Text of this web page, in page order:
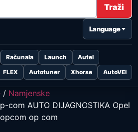
Traži
Language
Računala Launch
Autel
FLEX Autotuner Xhorse AutoVEI
/ Namjenske
com AUTO DIJAGNOSTIKA Opel
op com